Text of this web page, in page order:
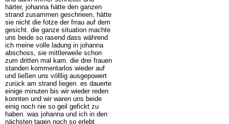
härter, johanna hätte den ganzen
strand zusammen geschrieen, hätte
sie nicht die fotze der frrau auf dem
gesicht. die ganze situation machte
uns beide so rasend dass während
ich meine volle ladung in johanna
abschoss, sie mittlerweile schon
zum dritten mal kam. die drei frauen
standen kommentarlos wieder auf
und ließen uns völllig ausgepowert
zurück am strand liegen. es dauerte
einige minuten bis wir wieder reden
konnten und wir waren uns beide
einig noch nie so geil gefickt zu
haben. was johanna und ich in den
nächsten tagen noch so erlebt